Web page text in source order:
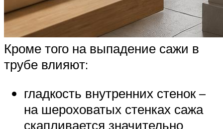
Кроме того на выпадение сажи в
трубе влияют:
гладкость внутренних стенок –
на шероховатых стенках сажа
скапливается значительно